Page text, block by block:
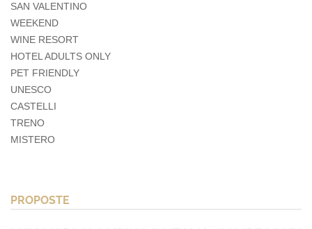
SAN VALENTINO
WEEKEND
WINE RESORT
HOTEL ADULTS ONLY
PET FRIENDLY
UNESCO
CASTELLI
TRENO
MISTERO
PROPOSTE